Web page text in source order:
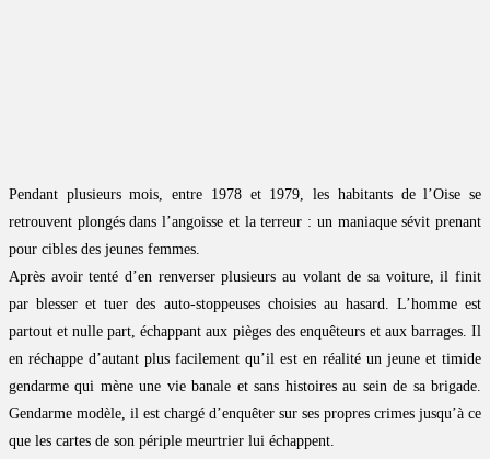
Pendant plusieurs mois, entre 1978 et 1979, les habitants de l’Oise se
retrouvent plongés dans l’angoisse et la terreur : un maniaque sévit prenant
pour cibles des jeunes femmes.
Après avoir tenté d’en renverser plusieurs au volant de sa voiture, il finit
par blesser et tuer des auto-stoppeuses choisies au hasard. L’homme est
partout et nulle part, échappant aux pièges des enquêteurs et aux barrages. Il
en réchappe d’autant plus facilement qu’il est en réalité un jeune et timide
gendarme qui mène une vie banale et sans histoires au sein de sa brigade.
Gendarme modèle, il est chargé d’enquêter sur ses propres crimes jusqu’à ce
que les cartes de son périple meurtrier lui échappent.